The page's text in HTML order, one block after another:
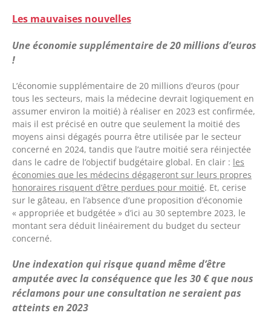
Les mauvaises nouvelles
Une économie supplémentaire de 20 millions d’euros
!
L’économie supplémentaire de 20 millions d’euros (pour
tous les secteurs, mais la médecine devrait logiquement en
assumer environ la moitié) à réaliser en 2023 est confirmée,
mais il est précisé en outre que seulement la moitié des
moyens ainsi dégagés pourra être utilisée par le secteur
concerné en 2024, tandis que l’autre moitié sera réinjectée
dans le cadre de l’objectif budgétaire global. En clair : les
économies que les médecins dégageront sur leurs propres
honoraires risquent d’être perdues pour moitié. Et, cerise
sur le gâteau, en l’absence d’une proposition d’économie
« appropriée et budgétée » d’ici au 30 septembre 2023, le
montant sera déduit linéairement du budget du secteur
concerné.
Une indexation qui risque quand même d’être
amputée avec la conséquence que les 30 € que nous
réclamons pour une consultation ne seraient pas
atteints en 2023